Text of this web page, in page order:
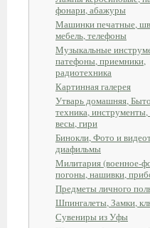
фонари, абажуры
Машинки печатные,
мебель, телефоны
Музыкальные
патефоны, приемники,
радиотехника
Картинная галерея
Утварь домашняя,
техника,
весы, гири
Бинокли, Фото и
диафильмы
Милитария (военное-
погоны, нашивки,
Предметы личного
Шпингалеты, Замки,
Сувениры из Уфы